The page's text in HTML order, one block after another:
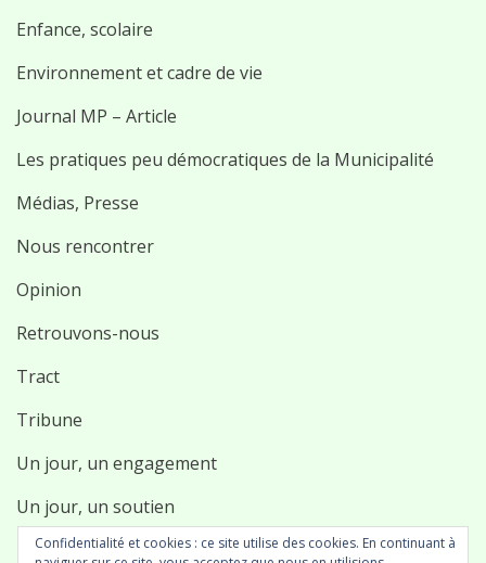
Enfance, scolaire
Environnement et cadre de vie
Journal MP – Article
Les pratiques peu démocratiques de la Municipalité
Médias, Presse
Nous rencontrer
Opinion
Retrouvons-nous
Tract
Tribune
Un jour, un engagement
Un jour, un soutien
Uncategorized
Confidentialité et cookies : ce site utilise des cookies. En continuant à